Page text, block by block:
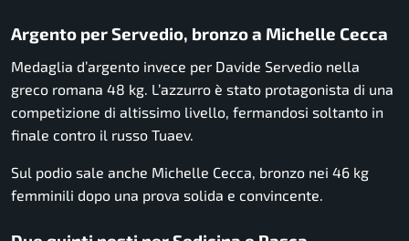
Argento per Servedio, bronzo a Michelle Cecca
Medaglia d’argento invece per Davide Servedio nella
greco romana 48 kg. L’azzurro è stato protagonista di una
competizione di altissimo livello, fermandosi soltanto in
finale contro il russo Tuaev.
Sul podio sale anche Michelle Cecca, bronzo nei 46 kg
femminili dopo una prova solida e convincente.